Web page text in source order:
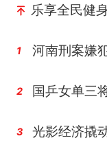
乐享全民健
1
2 国乒女单三
3 光影经济撬